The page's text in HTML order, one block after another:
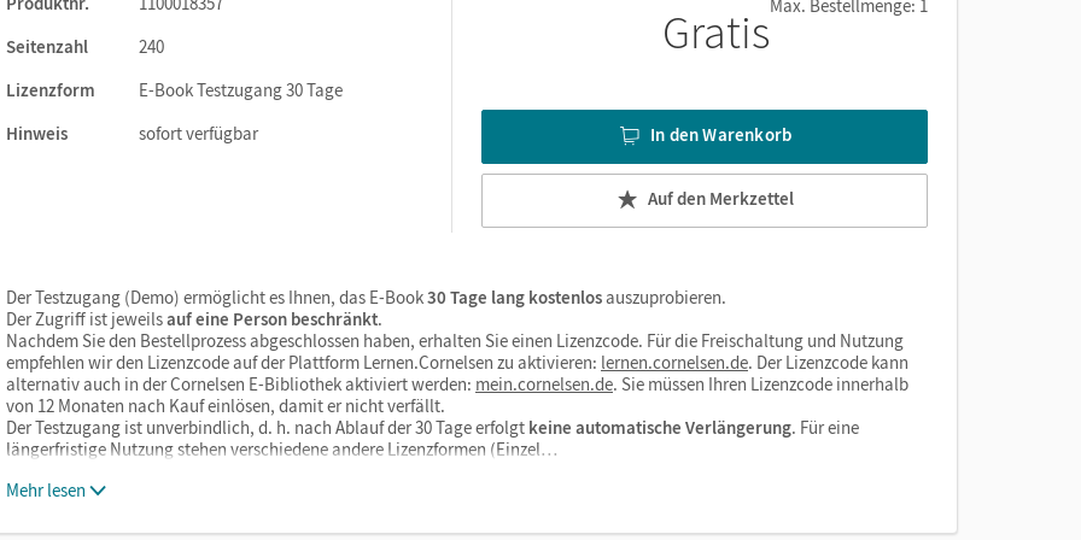
Sie sind seitengenau platziert, damit Sie und Ihre Schüler/-innen
Sie das Lehren und Lernen zeitsparend und
Seitenzahl
240
Lizenzform
E-Book Testzugang 30 Tage
Hinweis
sofort verfügbar
GratisMax. Bestellmenge: 1
In den Warenkorb
Auf den Merkzettel
Der Testzugang (Demo) ermöglicht es Ihnen, das E-Book30 Tage lang kostenlosauszuprobieren.
Der Zugriff ist jeweilsauf eine Person beschränkt.
Nachdem Sie den Bestellprozess abgeschlossen haben, erhalten Sie einen Lizenzcode. Für die Freischaltung und Nutzung
empfehlen wir den Lizenzcode auf der Plattform Lernen.Cornelsen zu aktivieren: lernen.cornelsen.de. Der Lizenzcode kann
alternativ auch in der Cornelsen E-Bibliothek aktiviert werden: mein.cornelsen.de. Sie müssen Ihren Lizenzcode innerhalb
von 12 Monaten nach Kauf einlösen, damit er nicht verfällt.
Der Testzugang ist unverbindlich, d. h. nach Ablauf der 30 Tage erfolgt keine automatische Verlängerung. Für eine
längerfristige Nutzung stehen verschiedene andere Lizenzformen (Einzel…
Mehr lesen